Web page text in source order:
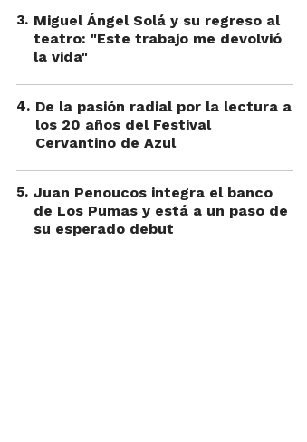
3. Miguel Ángel Solá y su regreso al
teatro: "Este trabajo me devolvió
la vida"
4. De la pasión radial por la lectura a
los 20 años del Festival
Cervantino de Azul
5. Juan Penoucos integra el banco
de Los Pumas y está a un paso de
su esperado debut